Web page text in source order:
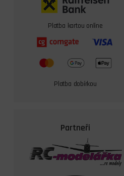
Platba kartou online
Platba dobírkou
Partneři